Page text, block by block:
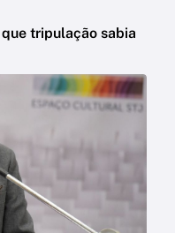
tripulação sabia